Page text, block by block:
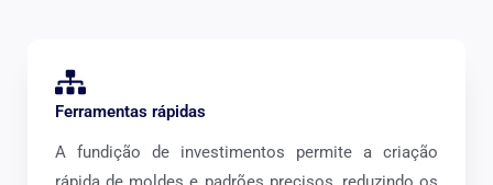
Ferramentas rápidas
A fundição de investimentos permite a criação